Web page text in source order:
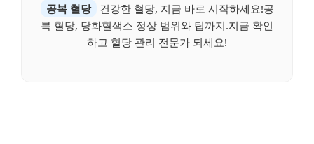
공복 혈당
건강한 혈당, 지금 바로 시작하세요!공
복 혈당, 당화혈색소 정상 범위와 팁까지.지금 확인
하고 혈당 관리 전문가 되세요!